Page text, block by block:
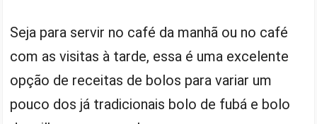
Seja para servir no café da manhã ou no café
com as visitas à tarde, essa é uma excelente
opção de receitas de bolos para variar um
pouco dos já tradicionais bolo de fubá e bolo